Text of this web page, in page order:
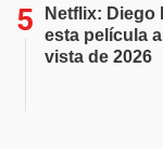
Netflix: Diego
esta película
vista de 2026